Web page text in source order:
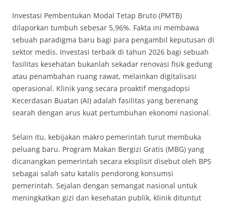
Investasi Pembentukan Modal Tetap Bruto (PMTB)
dilaporkan tumbuh sebesar 5,96%. Fakta ini membawa
sebuah paradigma baru bagi para pengambil keputusan di
sektor medis. Investasi terbaik di tahun 2026 bagi sebuah
fasilitas kesehatan bukanlah sekadar renovasi fisik gedung
atau penambahan ruang rawat, melainkan digitalisasi
operasional. Klinik yang secara proaktif mengadopsi
Kecerdasan Buatan (AI) adalah fasilitas yang berenang
searah dengan arus kuat pertumbuhan ekonomi nasional.
Selain itu, kebijakan makro pemerintah turut membuka
peluang baru. Program Makan Bergizi Gratis (MBG) yang
dicanangkan pemerintah secara eksplisit disebut oleh BPS
sebagai salah satu katalis pendorong konsumsi
pemerintah. Sejalan dengan semangat nasional untuk
meningkatkan gizi dan kesehatan publik, klinik dituntut